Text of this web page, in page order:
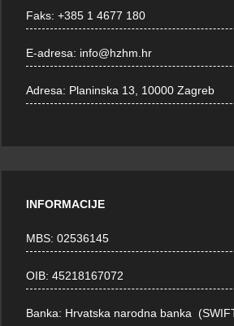
Faks:+385 1 4677 180
E-adresa: info@hzhm.hr
Adresa: Planinska 13, 10000 Zagreb
INFORMACIJE
MBS: 02536145
OIB: 45218167072
Banka: Hrvatska narodna banka